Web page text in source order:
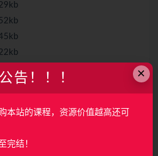
×
公告！！！
本站的课程，资源价值越高还可
完结！